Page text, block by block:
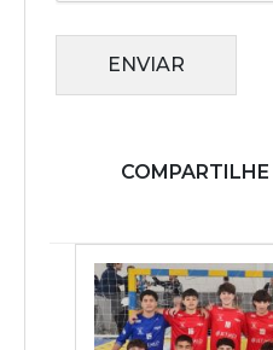
ENVIAR